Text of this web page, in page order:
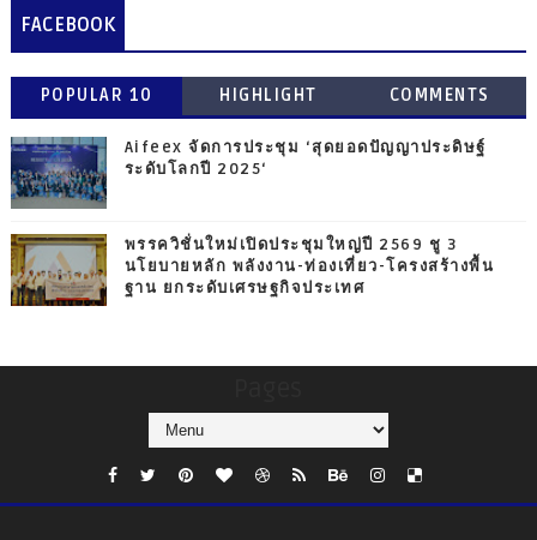
FACEBOOK
POPULAR 10 HIGHLIGHT COMMENTS
Aifeex จัดการประชุม ‘สุดยอดปัญญาประดิษฐ์
ระดับโลกปี 2025‘
พรรควิชั่นใหม่เปิดประชุมใหญ่ปี 2569 ชู 3
นโยบายหลัก พลังงาน-ท่องเที่ยว-โครงสร้างพื้น
ฐาน ยกระดับเศรษฐกิจประเทศ